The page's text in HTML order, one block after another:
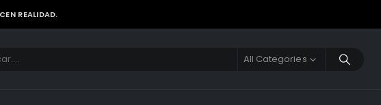
REALIDAD.
All Categories